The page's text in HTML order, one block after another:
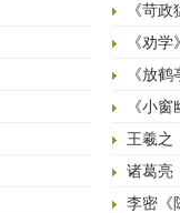
《苛
《劝
《放
《小
王羲之
诸葛亮
李密《